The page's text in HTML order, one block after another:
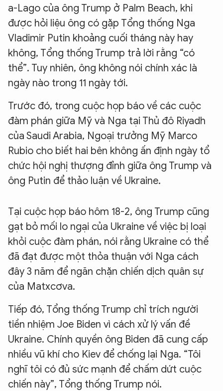
a-Lago của ông Trump ở Palm Beach, khi
được hỏi liệu ông có gặp Tổng thống Nga
Vladimir Putin khoảng cuối tháng này hay
không, Tổng thống Trump trả lời rằng “có
thể”. Tuy nhiên, ông không nói chính xác là
ngày nào trong 11 ngày tới.
Trước đó, trong cuộc họp báo về các cuộc
đàm phán giữa Mỹ và Nga tại Thủ đô Riyadh
của Saudi Arabia, Ngoại trưởng Mỹ Marco
Rubio cho biết hai bên không ấn định ngày tổ
chức hội nghị thượng đỉnh giữa ông Trump và
ông Putin để thảo luận về Ukraine.
Tại cuộc họp báo hôm 18-2, ông Trump cũng
gạt bỏ mối lo ngại của Ukraine về việc bị loại
khỏi cuộc đàm phán, nói rằng Ukraine có thể
đã đạt được một thỏa thuận với Nga cách
đây 3 năm để ngăn chặn chiến dịch quân sự
của Matxcơva.
Tiếp đó, Tổng thống Trump chỉ trích người
tiền nhiệm Joe Biden vì cách xử lý vấn đề
Ukraine. Chính quyền ông Biden đã cung cấp
nhiều vũ khí cho Kiev để chống lại Nga. “Tôi
nghĩ tôi có đủ sức mạnh để chấm dứt cuộc
chiến này”, Tổng thống Trump nói.